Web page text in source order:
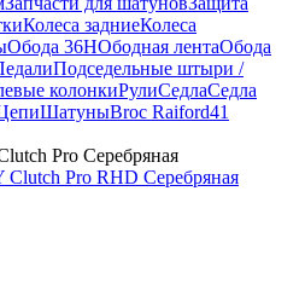
Колеса задниеКолеса
Обода 36HОбодная лентаОбода
Подседельные штыри /
колонкиРулиСедлаСедла
ШатуныBroc Raiford41
Pro Серебряная